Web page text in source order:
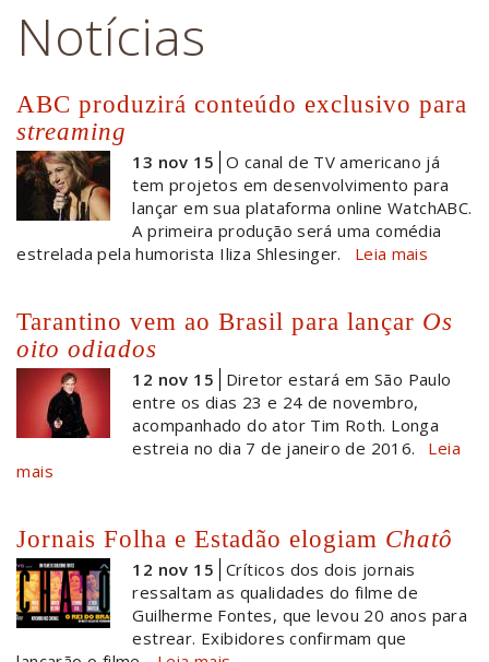
Notícias
ABC produzirá conteúdo exclusivo para
streaming
13 nov 15 O canal de TV americano já
tem projetos em desenvolvimento para
lançar em sua plataforma online WatchABC.
A primeira produção será uma comédia
estrelada pela humorista Iliza Shlesinger.
Leia mais
Tarantino vem ao Brasil para lançar Os
oito odiados
12 nov 15
Diretor estará em São Paulo
entre os dias 23 e 24 de novembro,
acompanhado do ator Tim Roth. Longa
estreia no dia 7 de janeiro de 2016.
Leia
mais
Jornais Folha e Estadão elogiam Chatô
12 nov 15 Críticos dos dois jornais
ressaltam as qualidades do filme de
Guilherme Fontes, que levou 20 anos para
estrear. Exibidores confirmam que